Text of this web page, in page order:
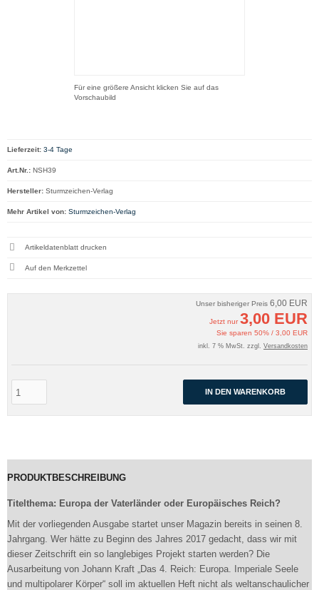
Für eine größere Ansicht klicken Sie auf das
Vorschaubild
Unser bisheriger Preis 6,00 EUR
Jetzt nur3,00 EUR
Sie sparen 50% / 3,00 EUR
inkl. 7 % MwSt. zzgl. Versandkosten
IN DEN WARENKORB
Lieferzeit: 3-4 Tage
Art.Nr.: NSH39
Hersteller: Sturmzeichen-Verlag
Mehr Artikel von: Sturmzeichen-Verlag
Artikeldatenblatt drucken
PRODUKTBESCHREIBUNG
Titelthema: Europa der Vaterländer oder Europäisches Reich?
Mit der vorliegenden Ausgabe startet unser Magazin bereits in seinen 8.
Jahrgang. Wer hätte zu Beginn des Jahres 2017 gedacht, dass wir mit
dieser Zeitschrift ein so langlebiges Projekt starten werden? Die
Ausarbeitung von Johann Kraft „Das 4. Reich: Europa. Imperiale Seele
und multipolarer Körper“ soll im aktuellen Heft nicht als weltanschaulicher